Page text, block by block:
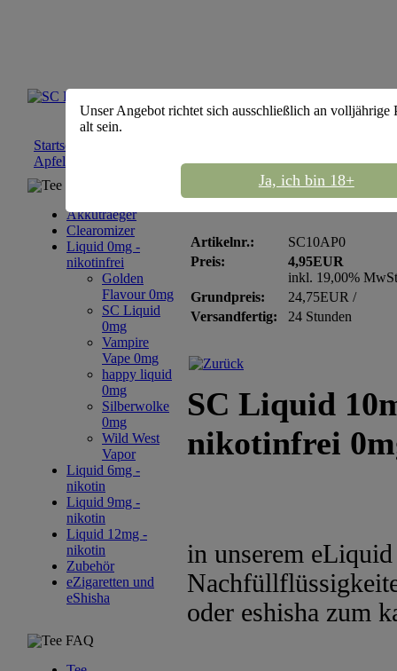
Startseite
Apfel - nikotinfrei 0mg
Tee Sortiment
Akkutraeger
Clearomizer
Liquid 0mg -
nikotinfrei
Golden
Flavour 0mg
SC Liquid
0mg
Vampire
Vape 0mg
happy liquid
0mg
Silberwolke
0mg
Wild West
Vapor
Liquid 6mg -
nikotin
Liquid 9mg -
nikotin
Liquid 12mg -
nikotin
Zubehör
eZigaretten und
eShisha
Tee FAQ
SC Liquid 10ml Apfel
Artikelnr.:
SC10AP0
Preis:
4,95EUR
inkl. 19,00%
Grundpreis:
24,75EUR /
Versandfertig:
24 Stunden
SC Liquid
nikotinfrei
in unserem
oder eshisha zum
Unser Angebot richtet sich ausschließlich an volljährige
alt sein.
Ja, ich bin 18+